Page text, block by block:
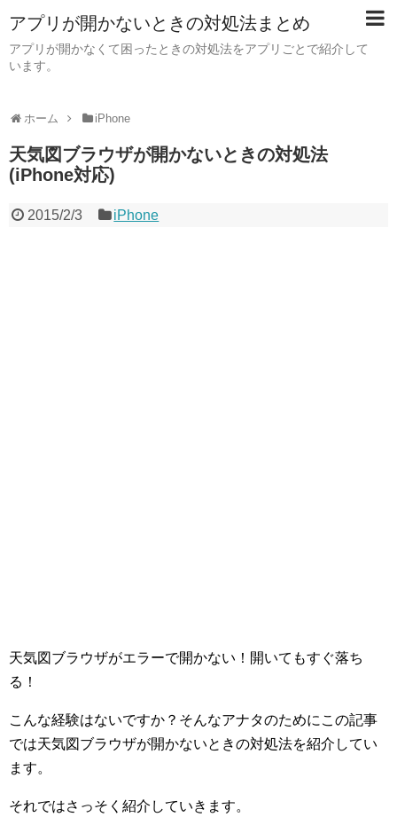
アプリが開かないときの対処法まとめ
アプリが開かなくて困ったときの対処法をアプリごとで紹介して
います。
ホーム iPhone
天気図ブラウザが開かないときの対処法
(iPhone対応)
2015/2/3 iPhone
天気図ブラウザがエラーで開かない！開いてもすぐ落ち
る！
こんな経験はないですか？そんなアナタのためにこの記事
では天気図ブラウザが開かないときの対処法を紹介してい
ます。
それではさっそく紹介していきます。